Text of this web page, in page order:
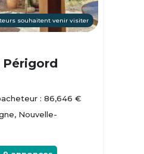
souhaitent venir visiter
: 86,646 €
Nouvelle-